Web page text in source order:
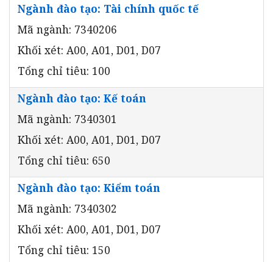
Ngành đào tạo: Tài chính quốc tế
Mã ngành: 7340206
Khối xét: A00, A01, D01, D07
Tổng chỉ tiêu: 100
Ngành đào tạo: Kế toán
Mã ngành: 7340301
Khối xét: A00, A01, D01, D07
Tổng chỉ tiêu: 650
Ngành đào tạo: Kiểm toán
Mã ngành: 7340302
Khối xét: A00, A01, D01, D07
Tổng chỉ tiêu: 150